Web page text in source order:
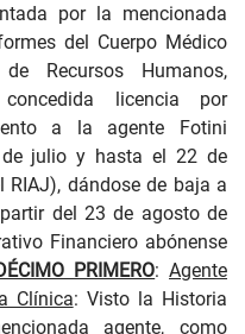
por la mencionada
del Cuerpo Médico
Recursos Humanos,
licencia por
a la agente Fotini
de julio y hasta el 22 de
dándose de baja a
del 23 de agosto de
Financiero abónense
PRIMERO:Agente
Clínica: Visto la Historia
agente, como